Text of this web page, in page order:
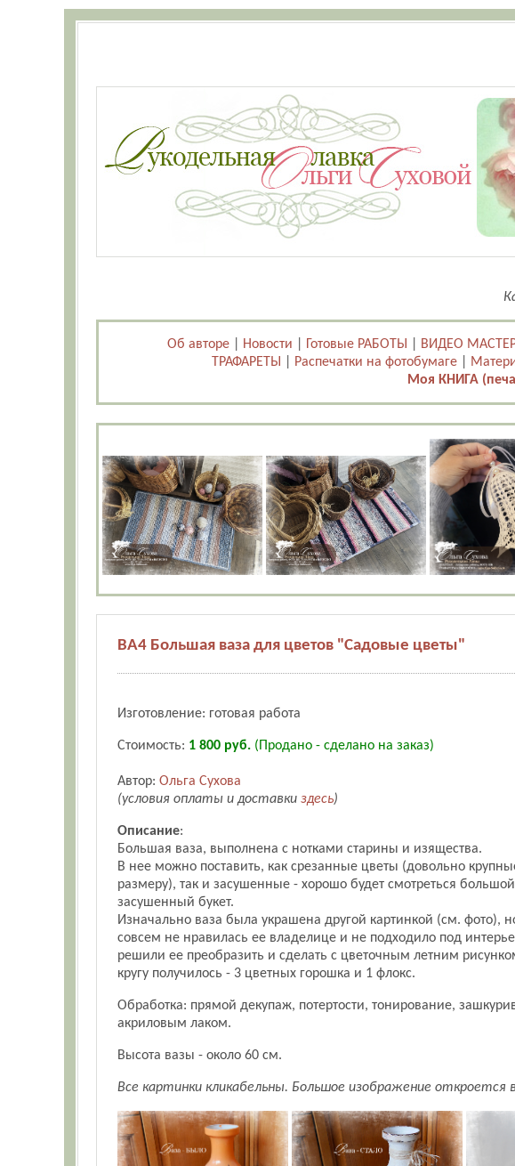
Об авторе Новости Готовые РАБОТЫ ВИДЕО
ТРАФАРЕТЫ
Распечатки на фотобумаге
Моя КНИГА
ВА4 Большая ваза для цветов "Садовые цветы"
Изготовление: готовая работа
Стоимость: 1 800 руб. (Продано - сделано на заказ)
Автор: Ольга Сухова
(условия оплаты и доставки здесь)
Описание:
Большая ваза, выполнена с нотками старины и изящества.
В нее можно поставить, как срезанные цветы (довольно
размеру), так и засушенные - хорошо будет смотреться большой
засушенный букет.
Изначально ваза была украшена другой картинкой (см. фото),
совсем не нравилась ее владелице и не подходило под
решили ее преобразить и сделать с цветочным летним
кругу получилось - 3 цветных горошка и 1 флокс.
Обработка: прямой декупаж, потертости, тонирование,
акриловым лаком.
Высота вазы - около 60 см.
Все картинки кликабельны. Большое изображение откроется